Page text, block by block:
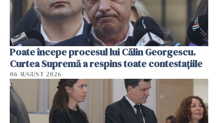
Poate începe procesul lui Călin Georgescu.
Curtea Supremă a respins toate contestațiile
06 AUGUST 2026